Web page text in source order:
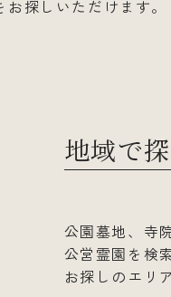
探しいただけます。
地域で
公園墓地、寺
公営霊園を検
お探しのエリ